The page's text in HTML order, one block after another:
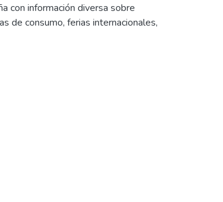
con información diversa sobre
de consumo, ferias internacionales,